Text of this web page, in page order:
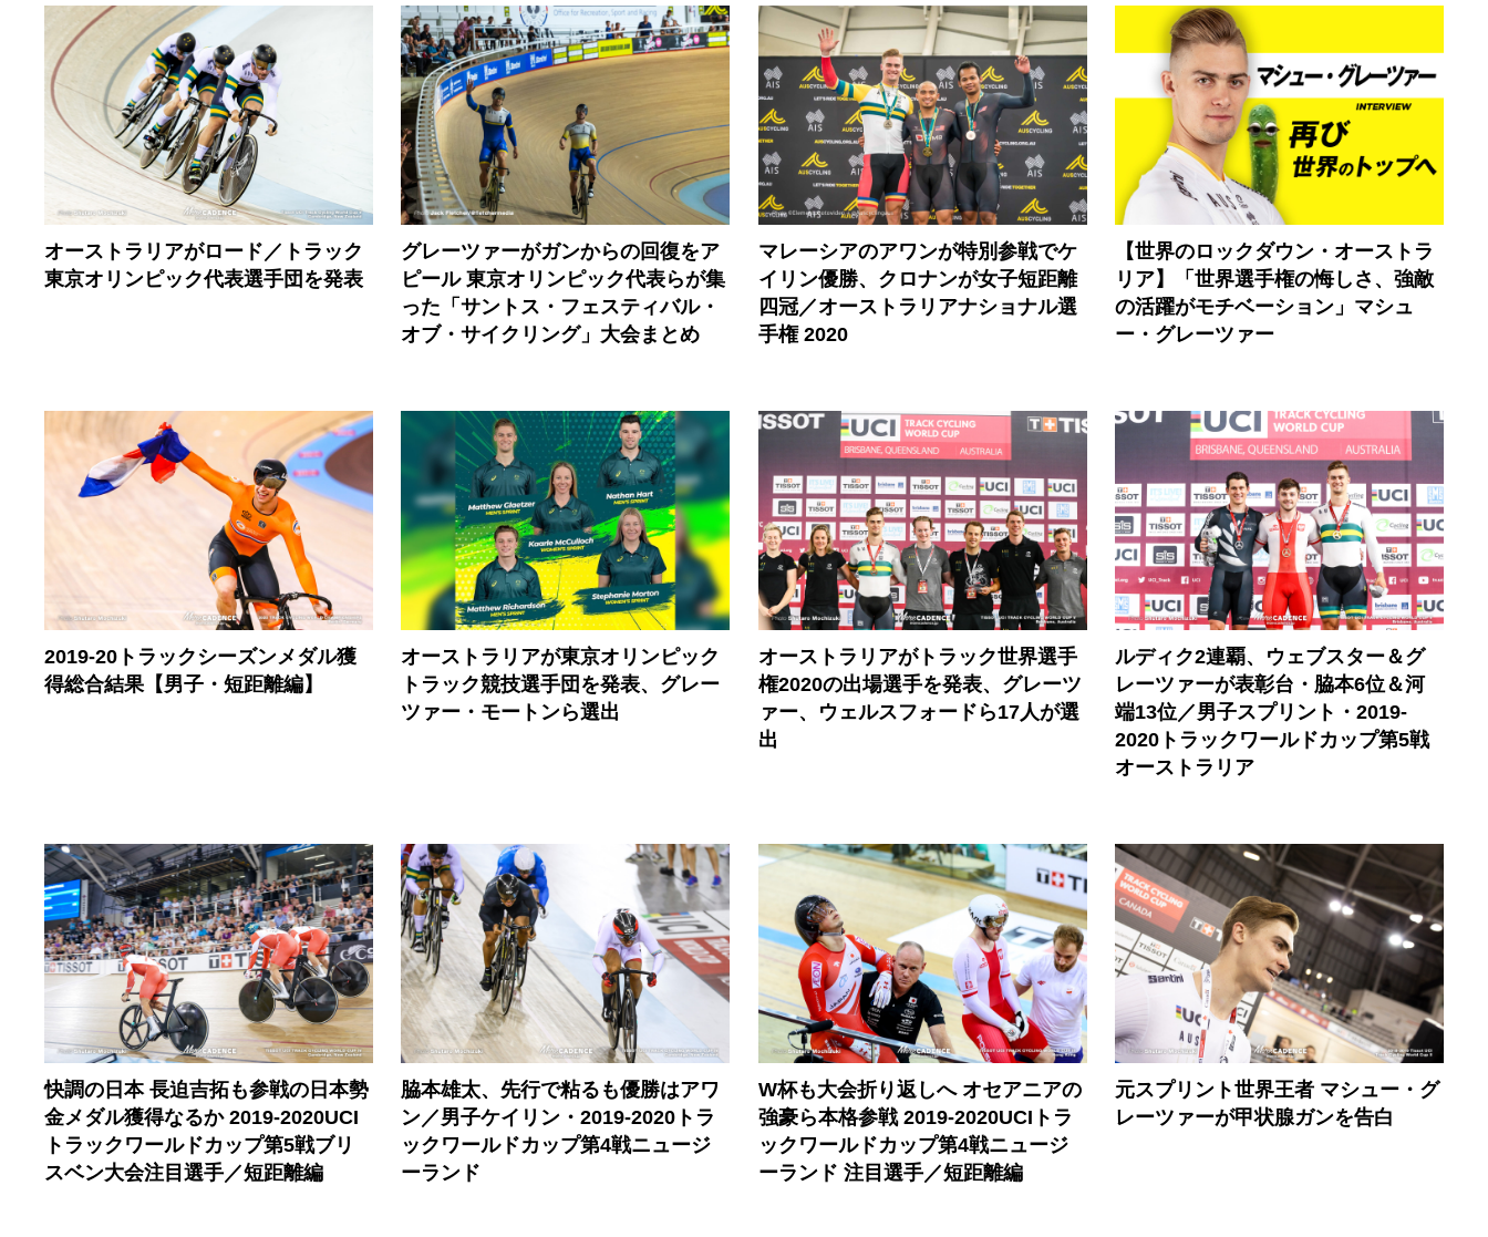
オーストラリアがロード／トラック
東京オリンピック代表選手団を発表
グレーツァーがガンからの回復をア
ピール 東京オリンピック代表らが集
った「サントス・フェスティバル・
オブ・サイクリング」大会まとめ
マレーシアのアワンが特別参戦でケ
イリン優勝、クロナンが女子短距離
四冠／オーストラリアナショナル選
手権 2020
【世界のロックダウン・オーストラ
リア】「世界選手権の悔しさ、強敵
の活躍がモチベーション」マシュ
ー・グレーツァー
2019-20トラックシーズンメダル獲
得総合結果【男子・短距離編】
オーストラリアが東京オリンピック
トラック競技選手団を発表、グレー
ツァー・モートンら選出
オーストラリアがトラック世界選手
権2020の出場選手を発表、グレーツ
ァー、ウェルスフォードら17人が選
出
ルディク2連覇、ウェブスター＆グ
レーツァーが表彰台・脇本6位＆河
端13位／男子スプリント・2019-
2020トラックワールドカップ第5戦
オーストラリア
快調の日本 長迫吉拓も参戦の日本勢
金メダル獲得なるか 2019-2020UCI
トラックワールドカップ第5戦ブリ
スベン大会注目選手／短距離編
脇本雄太、先行で粘るも優勝はアワ
ン／男子ケイリン・2019-2020トラ
ックワールドカップ第4戦ニュージ
ーランド
W杯も大会折り返しへ オセアニアの
強豪ら本格参戦 2019-2020UCIトラ
ックワールドカップ第4戦ニュージ
ーランド 注目選手／短距離編
元スプリント世界王者 マシュー・グ
レーツァーが甲状腺ガンを告白